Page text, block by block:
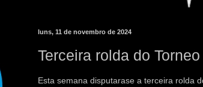
luns, 11 de novembro de 2024
Terceira rolda do
Esta semana disputarase a terceira rolda